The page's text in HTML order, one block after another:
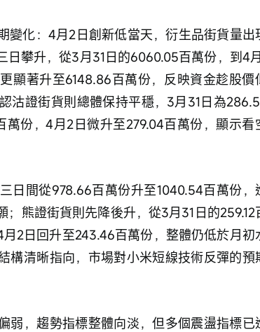
變化：4月2日創新低當天，衍生品街貨量出
日攀升，從3月31日的6060.05百萬份，到4
顯著升至6148.86百萬份，反映資金趁股價
沽證街貨則總體保持平穩，3月31日為
萬份，4月2日微升至279.04百萬份，顯示看
日間從978.66百萬份升至1040.54百萬份，
熊證街貨則先降後升，從3月31日的259.12
2日回升至243.46百萬份，整體仍低於月初
構清晰指向，市場對小米短線技術反彈的預
弱，趨勢指標整體向淡，但多個震盪指標已